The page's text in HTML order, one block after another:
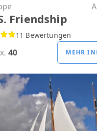
Friendship
11 Bewertungen
40 MEHR